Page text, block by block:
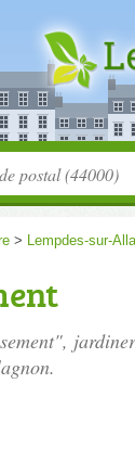
> Lempdes-sur-